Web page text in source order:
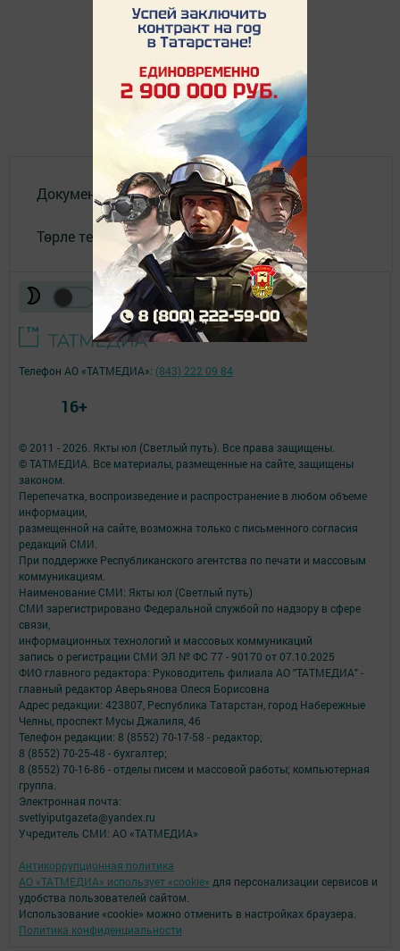
Документлар
Төрле темалар
© 2011 - 2026. Якты юл (Светлый путь). Все права защищены.
© ТАТМЕДИА. Все материалы, размещенные на сайте, защищены
законом.
Перепечатка, воспроизведение и распространение в любом объеме
информации,
размещенной на сайте, возможна только с письменного согласия
редакций СМИ.
При поддержке Республиканского агентства по печати и массовым
коммуникациям.
Наименование СМИ: Якты юл (Светлый путь)
СМИ зарегистрировано Федеральной службой по надзору в сфере
связи,
информационных технологий и массовых коммуникаций
запись о регистрации СМИ ЭЛ № ФС 77 - 90170 от 07.10.2025
ФИО главного редактора: Руководитель филиала АО "ТАТМЕДИА" -
главный редактор Аверьянова Олеся Борисовна
Адрес редакции: 423807, Республика Татарстан, город Набережные
Челны, проспект Мусы Джалиля, 46
Телефон редакции: 8 (8552) 70-17-58 - редактор;
8 (8552) 70-25-48 - бухгалтер;
8 (8552) 70-16-86 - отделы писем и массовой работы; компьютерная
группа.
Электронная почта:
svetlyiputgazeta@yandex.ru
Учредитель СМИ: АО «ТАТМЕДИА»
Антикоррупционная политика
АО «ТАТМЕДИА» использует «cookie» для персонализации сервисов и
удобства пользователей сайтом.
Использование «cookie» можно отменить в настройках браузера.
Политика конфиденциальности
Телефон АО «ТАТМЕДИА»: (843) 222 09 84
16+